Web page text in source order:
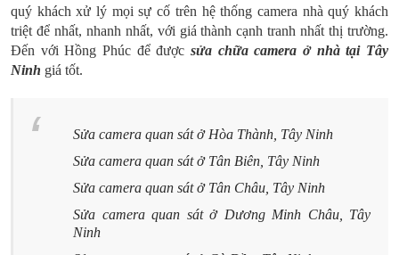
quý khách xử lý mọi sự cố trên hệ thống camera nhà quý khách
triệt để nhất, nhanh nhất, với giá thành cạnh tranh nhất thị trường.
Đến với Hồng Phúc để được sửa chữa camera ở nhà tại Tây
Ninh giá tốt.
Sửa camera quan sát ở Hòa Thành, Tây Ninh
Sửa camera quan sát ở Tân Biên, Tây Ninh
Sửa camera quan sát ở Tân Châu, Tây Ninh
Sửa camera quan sát ở Dương Minh Châu, Tây
Ninh